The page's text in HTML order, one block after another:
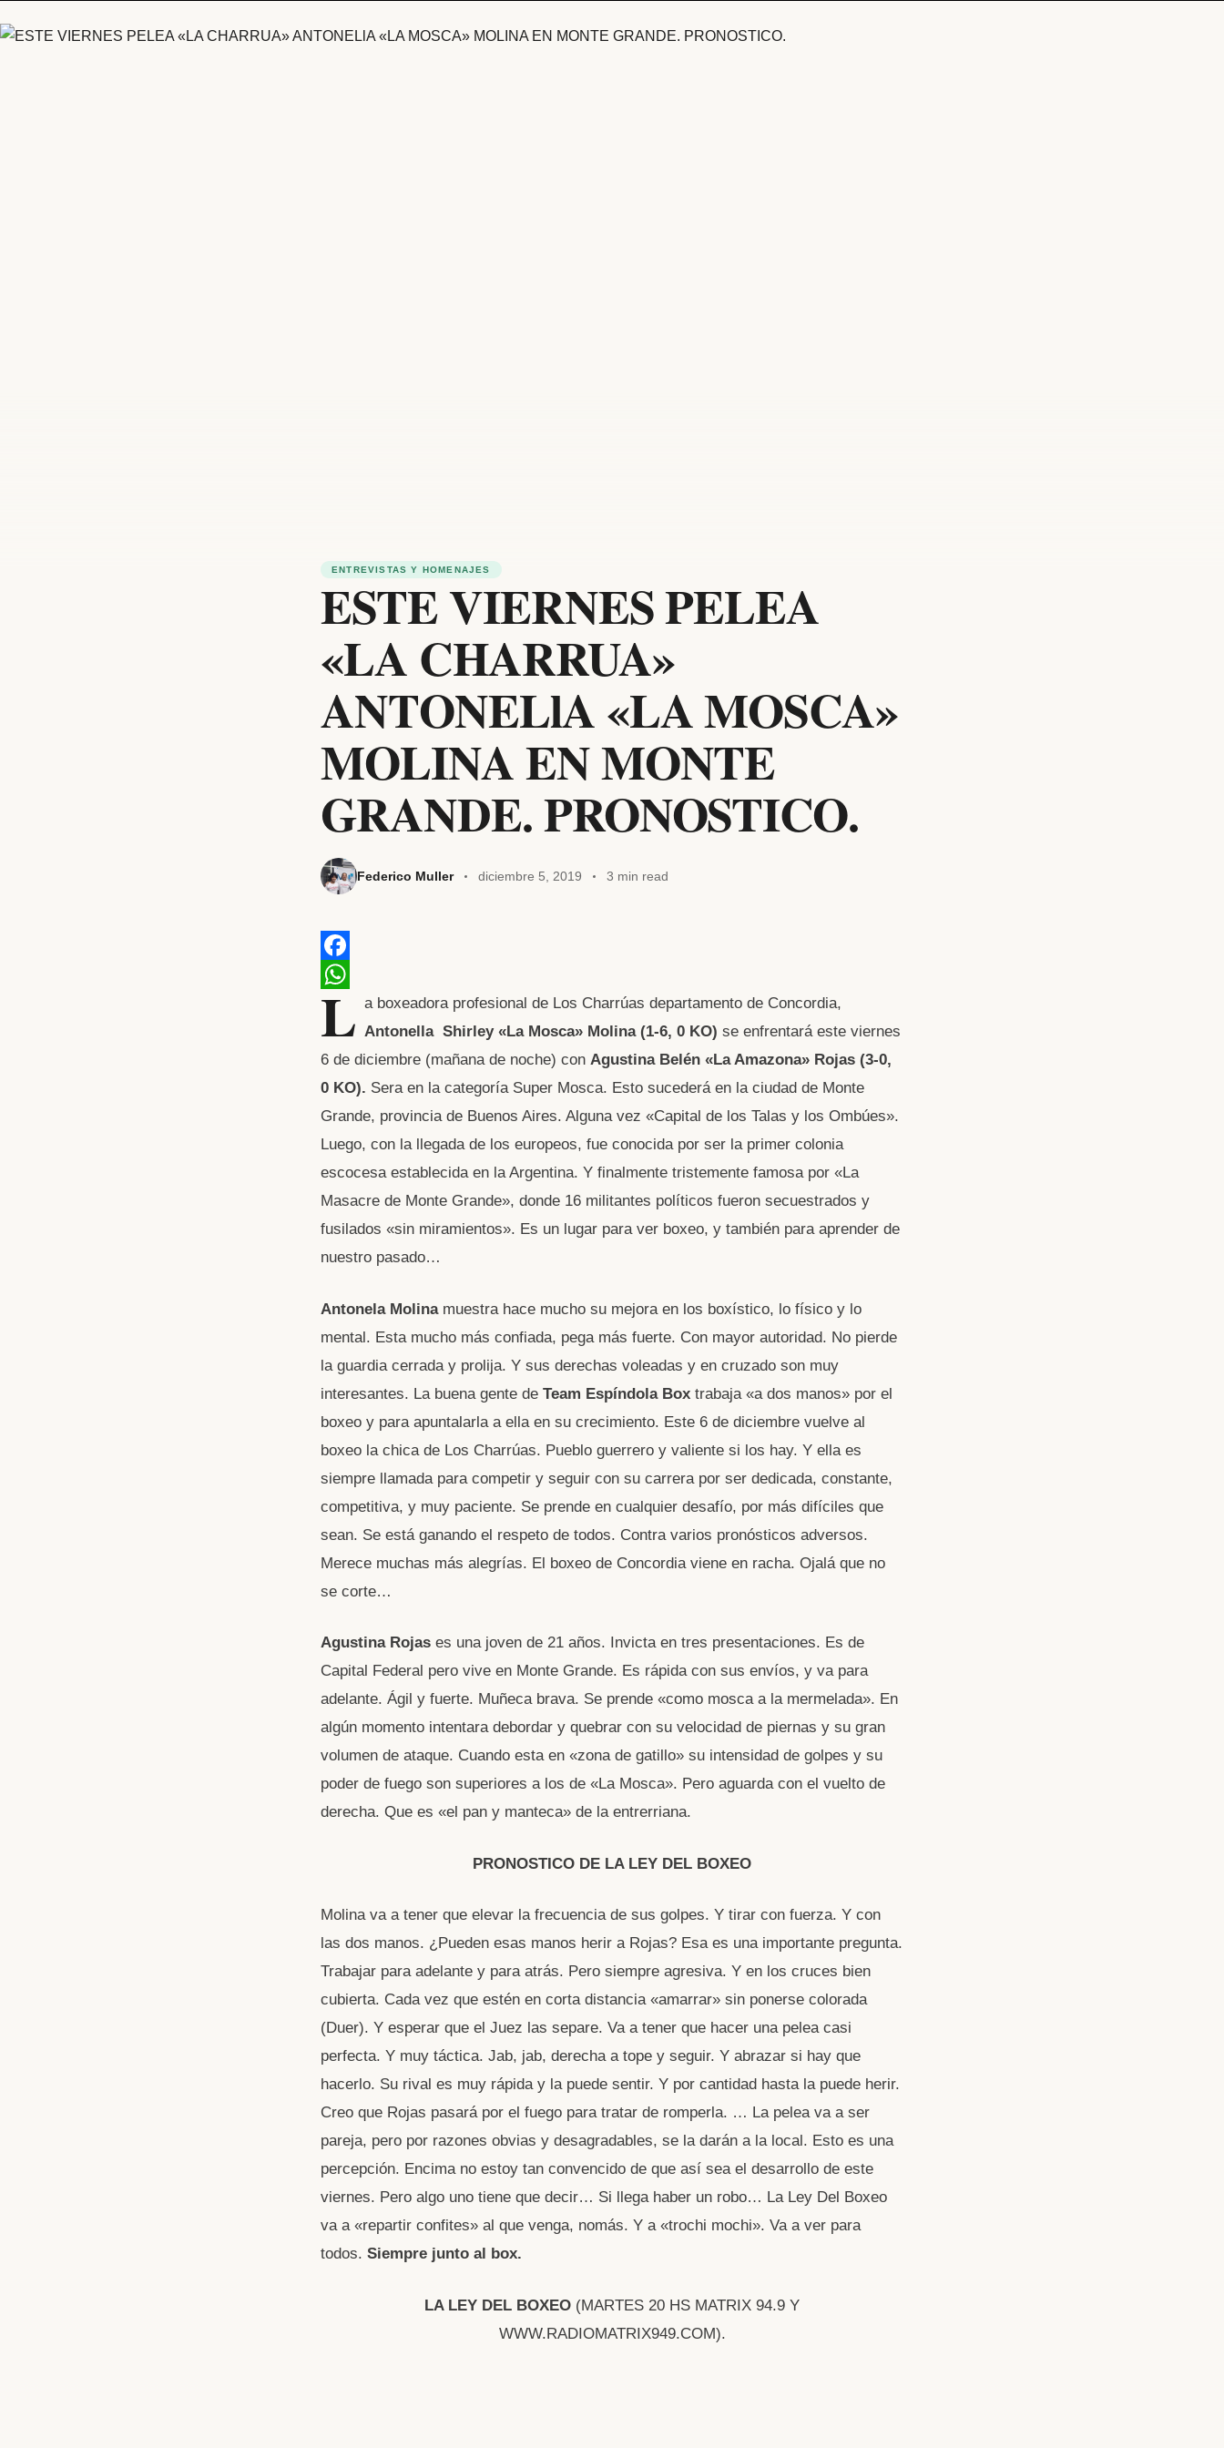
ENTREVISTAS Y HOMENAJES
ESTE VIERNES PELEA
«LA CHARRUA»
ANTONELlA «LA MOSCA»
MOLINA EN MONTE
GRANDE. PRONOSTICO.
Federico Muller diciembre 5, 2019 3 min read
F
a
c
e
b
o
o
k
W
h
a
t
s
A
p
p
L a boxeadora profesional de Los Charrúas departamento de Concordia,
Antonella Shirley «La Mosca» Molina (1-6, 0 KO) se enfrentará este viernes
6 de diciembre (mañana de noche) con Agustina Belén «La Amazona» Rojas (3-0,
0 KO). Sera en la categoría Super Mosca. Esto sucederá en la ciudad de Monte
Grande, provincia de Buenos Aires. Alguna vez «Capital de los Talas y los Ombúes».
Luego, con la llegada de los europeos, fue conocida por ser la primer colonia
escocesa establecida en la Argentina. Y finalmente tristemente famosa por «La
Masacre de Monte Grande», donde 16 militantes políticos fueron secuestrados y
fusilados «sin miramientos». Es un lugar para ver boxeo, y también para aprender de
nuestro pasado…
Antonela Molinamuestra hace mucho su mejora en los boxístico, lo físico y lo
mental. Esta mucho más confiada, pega más fuerte. Con mayor autoridad. No pierde
la guardia cerrada y prolija. Y sus derechas voleadas y en cruzado son muy
interesantes. La buena gente de Team Espíndola Box trabaja «a dos manos» por el
boxeo y para apuntalarla a ella en su crecimiento. Este 6 de diciembre vuelve al
boxeo la chica de Los Charrúas. Pueblo guerrero y valiente si los hay. Y ella es
siempre llamada para competir y seguir con su carrera por ser dedicada, constante,
competitiva, y muy paciente. Se prende en cualquier desafío, por más difíciles que
sean. Se está ganando el respeto de todos. Contra varios pronósticos adversos.
Merece muchas más alegrías. El boxeo de Concordia viene en racha. Ojalá que no
se corte…
Agustina Rojas es una joven de 21 años. Invicta en tres presentaciones. Es de
Capital Federal pero vive en Monte Grande. Es rápida con sus envíos, y va para
adelante. Ágil y fuerte. Muñeca brava. Se prende «como mosca a la mermelada». En
algún momento intentara debordar y quebrar con su velocidad de piernas y su gran
volumen de ataque. Cuando esta en «zona de gatillo» su intensidad de golpes y su
poder de fuego son superiores a los de «La Mosca». Pero aguarda con el vuelto de
derecha. Que es «el pan y manteca» de la entrerriana.
PRONOSTICO DE LA LEY DEL BOXEO
Molina va a tener que elevar la frecuencia de sus golpes. Y tirar con fuerza. Y con
las dos manos. ¿Pueden esas manos herir a Rojas? Esa es una importante pregunta.
Trabajar para adelante y para atrás. Pero siempre agresiva. Y en los cruces bien
cubierta. Cada vez que estén en corta distancia «amarrar» sin ponerse colorada
(Duer). Y esperar que el Juez las separe. Va a tener que hacer una pelea casi
perfecta. Y muy táctica. Jab, jab, derecha a tope y seguir. Y abrazar si hay que
hacerlo. Su rival es muy rápida y la puede sentir. Y por cantidad hasta la puede herir.
Creo que Rojas pasará por el fuego para tratar de romperla. … La pelea va a ser
pareja, pero por razones obvias y desagradables, se la darán a la local. Esto es una
percepción. Encima no estoy tan convencido de que así sea el desarrollo de este
viernes. Pero algo uno tiene que decir… Si llega haber un robo… La Ley Del Boxeo
va a «repartir confites» al que venga, nomás. Y a «trochi mochi». Va a ver para
todos. Siempre junto al box.
LA LEY DEL BOXEO (MARTES 20 HS MATRIX 94.9 Y
WWW.RADIOMATRIX949.COM).